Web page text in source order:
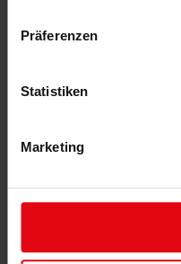
Präferenzen
Statistiken
Marketing